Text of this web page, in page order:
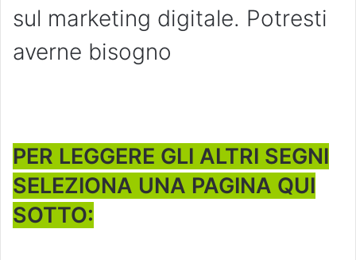
sul marketing digitale. Potresti
averne bisogno
PER LEGGERE GLI ALTRI SEGNI
SELEZIONA UNA PAGINA QUI
SOTTO: